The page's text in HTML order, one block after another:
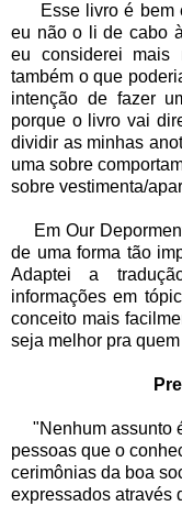
Esse livro é bem
eu não o li de cabo
eu considerei mais
também o que
intenção de fazer
porque o livro vai
dividir as minhas
uma sobre
sobre vestimenta/
Em Our
de uma forma tão
Adaptei a
informações em
conceito mais
seja melhor pra
"Nenhum assunto
pessoas que o
cerimônias da boa
expressados através